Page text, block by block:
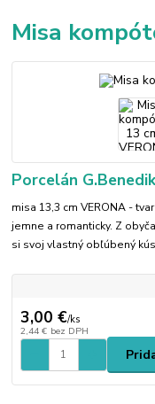
Misa
Porcelán
misa 13,3 cm VERONA -
jemne a romanticky. Z
si svoj vlastný obľúbený
3,00 €/ks
2,44 € bez DPH